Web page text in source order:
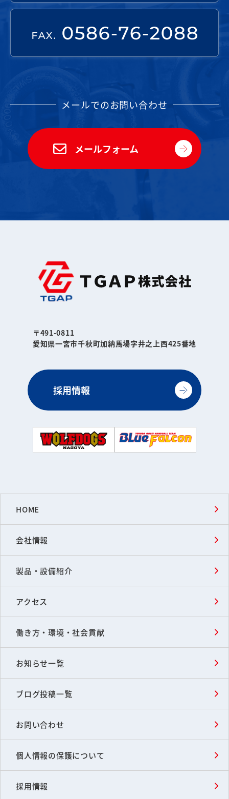
メールでのお問い合わせ
メールフォーム
〒491-0811
愛知県一宮市千秋町加納馬場字井之上西425番地
採用情報
HOME
会社情報
製品・設備紹介
アクセス
働き方・環境・社会貢献
お知らせ一覧
ブログ投稿一覧
お問い合わせ
個人情報の保護について
採用情報